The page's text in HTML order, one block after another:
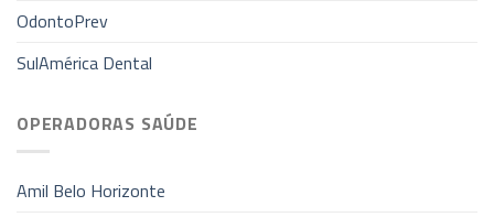
OdontoPrev
SulAmérica Dental
OPERADORAS SAÚDE
Amil Belo Horizonte